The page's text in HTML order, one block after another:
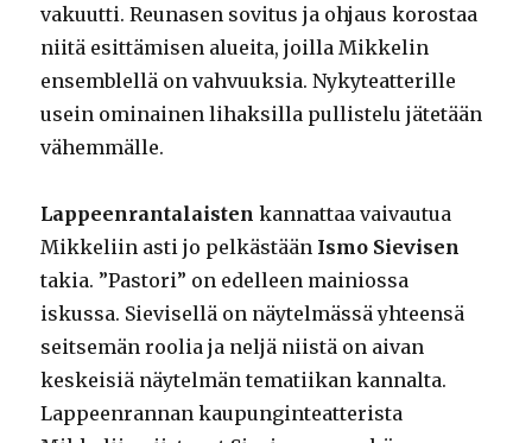
vakuutti. Reunasen sovitus ja ohjaus korostaa
niitä esittämisen alueita, joilla Mikkelin
ensemblellä on vahvuuksia. Nykyteatterille
usein ominainen lihaksilla pullistelu jätetään
vähemmälle.
Lappeenrantalaisten kannattaa vaivautua
Mikkeliin asti jo pelkästään Ismo Sievisen
takia. ”Pastori” on edelleen mainiossa
iskussa. Sievisellä on näytelmässä yhteensä
seitsemän roolia ja neljä niistä on aivan
keskeisiä näytelmän tematiikan kannalta.
Lappeenrannan kaupunginteatterista